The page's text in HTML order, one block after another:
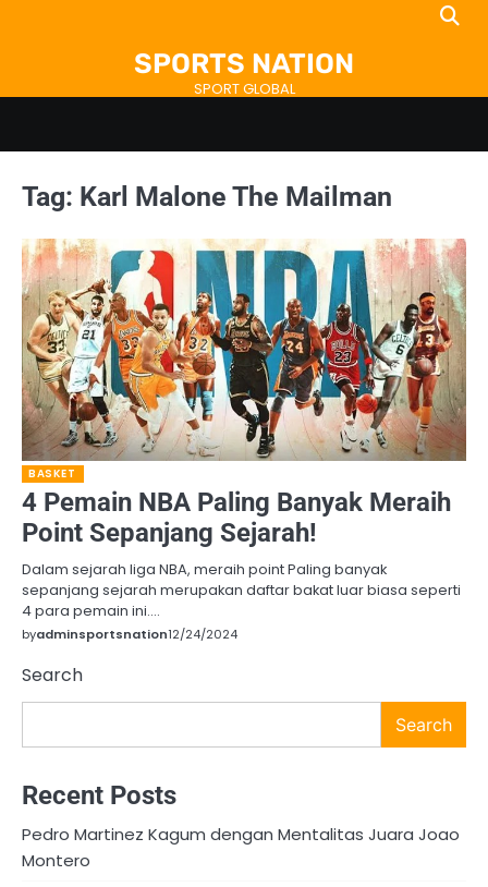
SPORTS NATION
SPORT GLOBAL
Tag: Karl Malone The Mailman
BASKET
4 Pemain NBA Paling Banyak Meraih
Point Sepanjang Sejarah!
Dalam sejarah liga NBA, meraih point Paling banyak
sepanjang sejarah merupakan daftar bakat luar biasa seperti
4 para pemain ini.…
byadminsportsnation12/24/2024
Search
Search
Recent Posts
Pedro Martinez Kagum dengan Mentalitas Juara Joao
Montero